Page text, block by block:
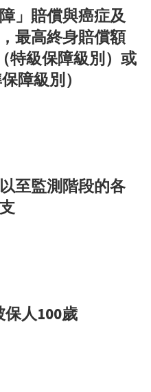
」賠償與癌症及
最高終身賠償額
特級保障級別）或
障級別）
至監測階段的各
保人100歲